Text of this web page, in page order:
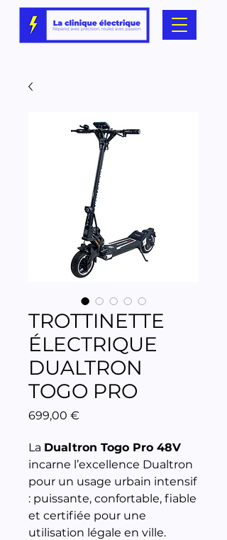
TROTTINETTE
ÉLECTRIQUE
DUALTRON
TOGO PRO
699,00 €
La Dualtron Togo Pro 48V
incarne l’excellence Dualtron
pour un usage urbain intensif
: puissante, confortable, fiable
et certifiée pour une
utilisation légale en ville.